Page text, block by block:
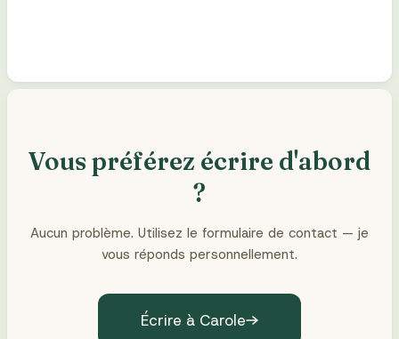
Vous préférez écrire d'abord
?
Aucun problème. Utilisez le formulaire de contact — je
vous réponds personnellement.
Écrire à Carole